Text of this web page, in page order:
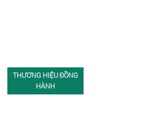
THƯƠNG HIỆU ĐỒNG
HÀNH